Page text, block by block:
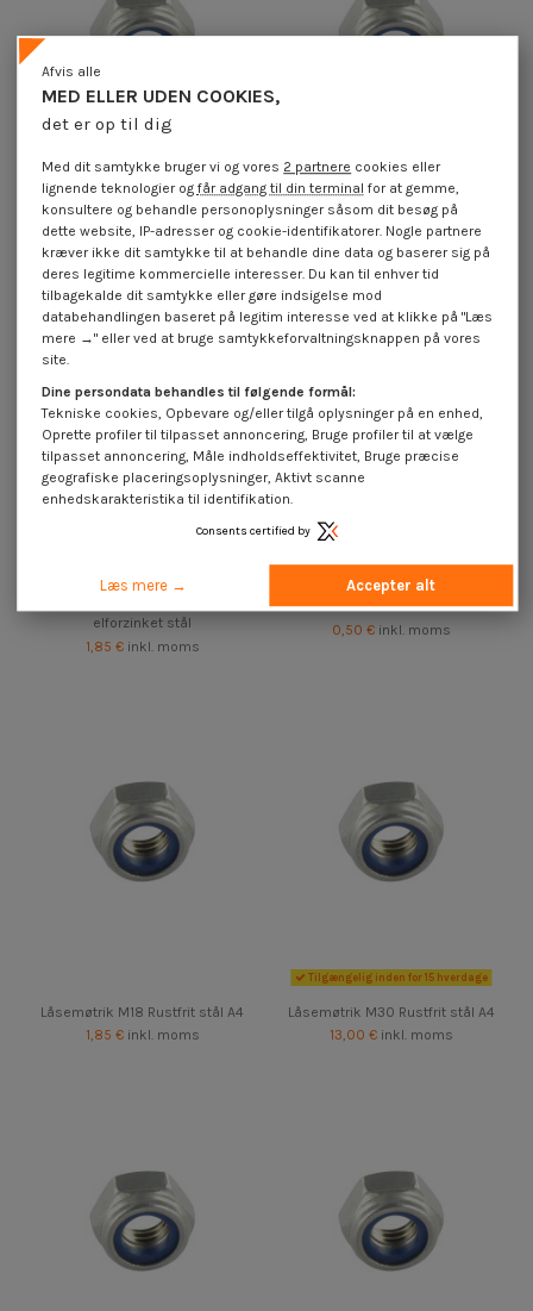
Låsemøtrik Rustfrit stål A2 M2.5
1,85 €inkl. moms
Låsemøtrik M5 Rustfrit stål A4
0,50 €inkl. moms
elforzinket stål
1,85 € inkl. moms
Låsemøtrik Rustfrit stål A2 M3
0,50 € inkl. moms
Låsemøtrik M18 Rustfrit stål A4
1,85 € inkl. moms
Tilgængelig inden for 15 hverdage
Låsemøtrik M30 Rustfrit stål A4
13,00 € inkl. moms
MED ELLER UDEN COOKIES,
det er op til dig
Afvis alle
Med dit samtykke bruger vi og vores 2 partnere cookies eller
lignende teknologier ogfår adgang til din terminal for at gemme,
konsultere og behandle personoplysninger såsom dit besøg på
dette website, IP-adresser og cookie-identifikatorer. Nogle partnere
kræver ikke dit samtykke til at behandle dine data og baserer sig på
deres legitime kommercielle interesser. Du kan til enhver tid
tilbagekalde dit samtykke eller gøre indsigelse mod
databehandlingen baseret på legitim interesse ved at klikke på "Læs
mere →" eller ved at bruge samtykkeforvaltningsknappen på vores
site.
Dine persondata behandles til følgende formål:
Tekniske cookies, Opbevare og/eller tilgå oplysninger på en enhed,
Oprette profiler til tilpasset annoncering, Bruge profiler til at vælge
tilpasset annoncering, Måle indholdseffektivitet, Bruge præcise
geografiske placeringsoplysninger, Aktivt scanne
enhedskarakteristika til identifikation.
Consents certified by
Læs mere → Accepter alt